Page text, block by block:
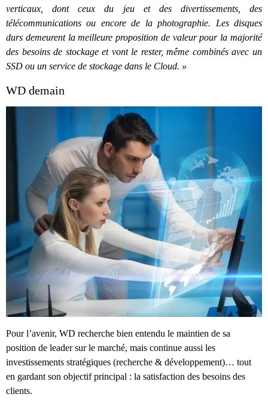
verticaux, dont ceux du jeu et des divertissements, des
télécommunications ou encore de la photographie. Les disques
durs demeurent la meilleure proposition de valeur pour la majorité
des besoins de stockage et vont le rester, même combinés avec un
SSD ou un service de stockage dans le Cloud. »
WD demain
Pour l’avenir, WD recherche bien entendu le maintien de sa
position de leader sur le marché, mais continue aussi les
investissements stratégiques (recherche & développement)… tout
en gardant son objectif principal : la satisfaction des besoins des
clients.